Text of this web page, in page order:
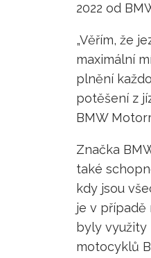
2022 od
„Věřím, že
maximální
plnění
potěšení z
BMW
Značka
také
kdy jsou
je v případě
byly využity
motocyklů